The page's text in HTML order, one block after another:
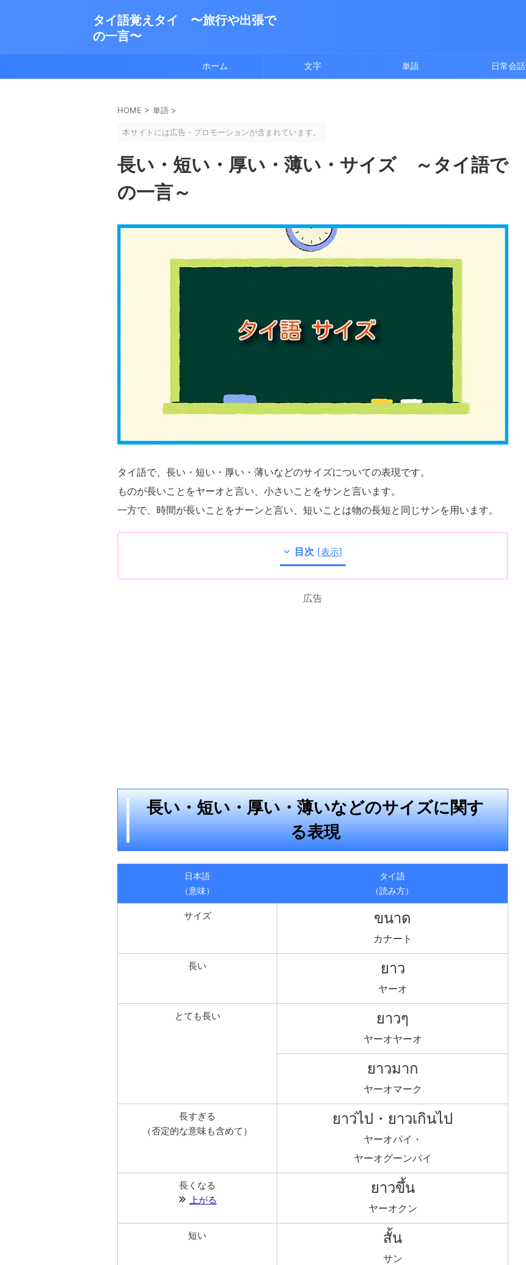
タイ語覚えタイ 〜旅行や出張で
の一言〜
ホーム 文字 単語 日常会話
HOME > 単語 >
本サイトには広告・プロモーションが含まれています。
長い・短い・厚い・薄い・サイズ ～タイ語で
の一言～
タイ語で、長い・短い・厚い・薄いなどのサイズについての表現です。
ものが長いことをヤーオと言い、小さいことをサンと言います。
一方で、時間が長いことをナーンと言い、短いことは物の長短と同じサンを用います。
目次 [表示]
広告
長い・短い・厚い・薄いなどのサイズに関す
る表現
日本語
（意味）
タイ語
（読み方）
サイズ ขนาด
カナート
長い ยาว
ヤーオ
とても長い ยาวๆ
ヤーオヤーオ
ยาวมาก
ヤーオマーク
長すぎる
（否定的な意味も含めて）
ยาว่ไป・ยาวเกินไป
ヤーオパイ・
ヤーオグーンパイ
長くなる
上がる
ยาวขึ้น
ヤーオクン
短い สั้น
サン